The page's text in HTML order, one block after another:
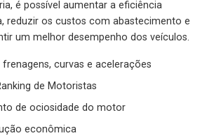
é possível aumentar a eficiência
reduzir os custos com abastecimento e
um melhor desempenho dos veículos.
curvas e acelerações
de Motoristas
de ociosidade do motor
econômica